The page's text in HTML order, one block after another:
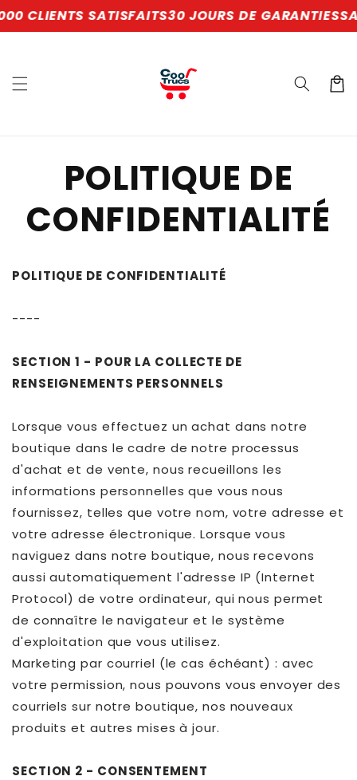
passer
au
SATISFAITS30 JOURS DE GARANTIESSAV
Panier
POLITIQUE DE
CONFIDENTIALITÉ
POLITIQUE DE CONFIDENTIALITÉ
----
SECTION 1 - POUR LA COLLECTE DE
RENSEIGNEMENTS PERSONNELS
Lorsque vous effectuez un achat dans notre
boutique dans le cadre de notre processus
d'achat et de vente, nous recueillons les
informations personnelles que vous nous
fournissez, telles que votre nom, votre adresse et
votre adresse électronique. Lorsque vous
naviguez dans notre boutique, nous recevons
aussi automatiquement l'adresse IP (Internet
Protocol) de votre ordinateur, qui nous permet
de connaître le navigateur et le système
d'exploitation que vous utilisez.
Marketing par courriel (le cas échéant) : avec
votre permission, nous pouvons vous envoyer des
courriels sur notre boutique, nos nouveaux
produits et autres mises à jour.
SECTION 2 - CONSENTEMENT